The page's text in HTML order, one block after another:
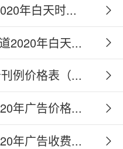
年白天时...
2020年白天...
例价格表（...
年广告价格...
年广告收费...